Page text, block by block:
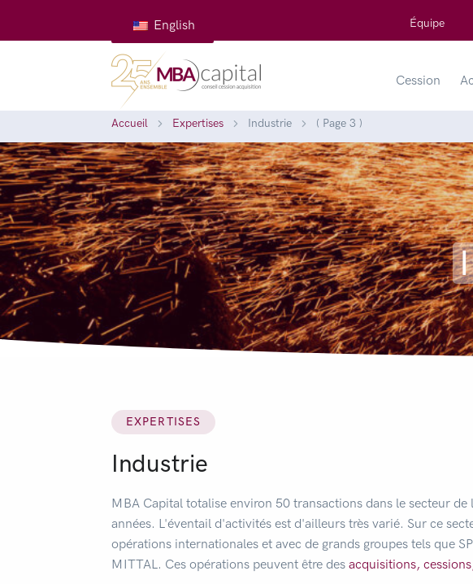
English Équipe
Cession
Accueil Expertises Industrie ( Page 3 )
EXPERTISES
Industrie
MBA Capital totalise environ 50 transactions dans le secteur
années. L'éventail d'activités est d'ailleurs très varié. Sur ce
opérations internationales et avec de grands groupes tels que
MITTAL. Ces opérations peuvent être des acquisitions,